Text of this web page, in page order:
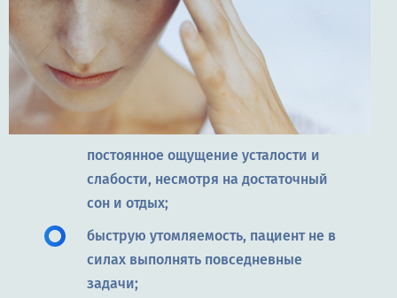
постоянное ощущение усталости и
слабости, несмотря на достаточный
сон и отдых;
быструю утомляемость, пациент не в
силах выполнять повседневные
задачи;